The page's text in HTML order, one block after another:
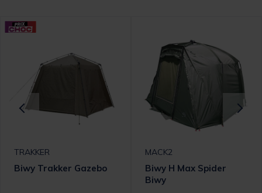
TRAKKER
Biwy Trakker Gazebo
MACK2
Biwy H Max Spider
Biwy